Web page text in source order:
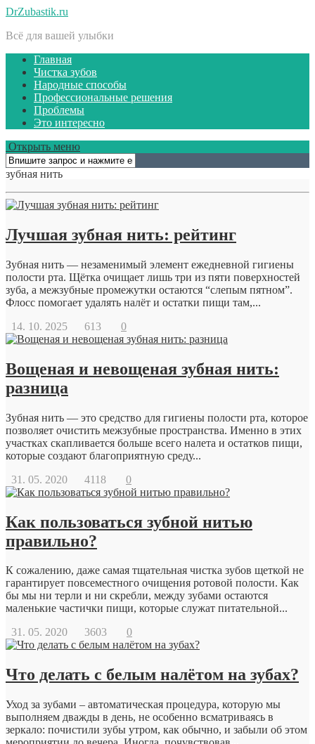
DrZubastik.ru
Всё для вашей улыбки
Главная
Чистка зубов
Народные способы
Профессиональные решения
Проблемы
Это интересно
Открыть меню
зубная нить
Лучшая зубная нить: рейтинг
Зубная нить — незаменимый элемент ежедневной гигиены
полости рта. Щётка очищает лишь три из пяти поверхностей
зуба, а межзубные промежутки остаются “слепым пятном”.
Флосс помогает удалять налёт и остатки пищи там,...
14. 10. 2025
613 0
Вощеная и невощеная зубная нить:
разница
Зубная нить — это средство для гигиены полости рта, которое
позволяет очистить межзубные пространства. Именно в этих
участках скапливается больше всего налета и остатков пищи,
которые создают благоприятную среду...
31. 05. 2020
4118 0
Как пользоваться зубной нитью
правильно?
К сожалению, даже самая тщательная чистка зубов щеткой не
гарантирует повсеместного очищения ротовой полости. Как
бы мы ни терли и ни скребли, между зубами остаются
маленькие частички пищи, которые служат питательной...
31. 05. 2020
3603 0
Что делать с белым налётом на зубах?
Уход за зубами – автоматическая процедура, которую мы
выполняем дважды в день, не особенно всматриваясь в
зеркало: почистили зубы утром, как обычно, и забыли об этом